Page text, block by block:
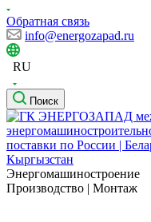
Обратная связь
info@energozapad.ru
RU
Поиск
Энергомашиностроение
Производство | Монтаж